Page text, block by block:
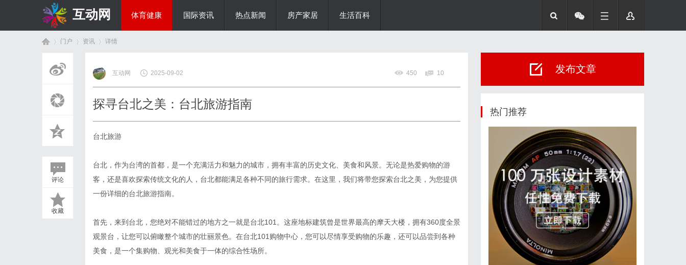
互动网 体育健康 国际资讯 热点新闻 房产家居 生活百科
门户 资讯
›
详情
评论
收藏
互动网 2025-09-02 450 10
探寻台北之美：台北旅游指南
台北旅游
台北，作为台湾的首都，是一个充满活力和魅力的城市，拥有丰富的历史文化、美食和风景。无论是热爱购物的游
客，还是喜欢探索传统文化的人，台北都能满足各种不同的旅行需求。在这里，我们将带您探索台北之美，为您提供
一份详细的台北旅游指南。
首先，来到台北，您绝对不能错过的地方之一就是台北101。这座地标建筑曾是世界最高的摩天大楼，拥有360度全景
观景台，让您可以俯瞰整个城市的壮丽景色。在台北101购物中心，您可以尽情享受购物的乐趣，还可以品尝到各种
美食，是一个集购物、观光和美食于一体的综合性场所。
发布文章
热门推荐